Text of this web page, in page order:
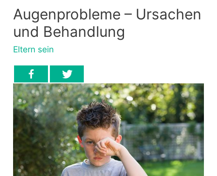
Augenprobleme – Ursachen
und Behandlung
Eltern sein